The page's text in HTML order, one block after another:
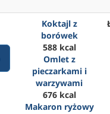
Koktajl z
borówek
588 kcal
Omlet z
pieczarkami i
warzywami
676 kcal
Makaron ryżowy